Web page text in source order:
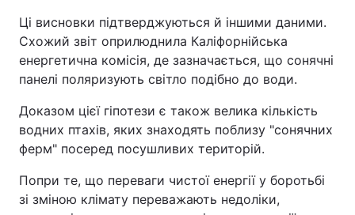
Ці висновки підтверджуються й іншими даними.
Схожий звіт оприлюднила Каліфорнійська
енергетична комісія, де зазначається, що сонячні
панелі поляризують світло подібно до води.
Доказом цієї гіпотези є також велика кількість
водних птахів, яких знаходять поблизу "сонячних
ферм" посеред посушливих територій.
Попри те, що переваги чистої енергії у боротьбі
зі зміною клімату переважають недоліки,